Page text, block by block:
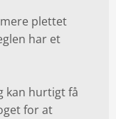
plettet
har et
kan hurtigt få
for at